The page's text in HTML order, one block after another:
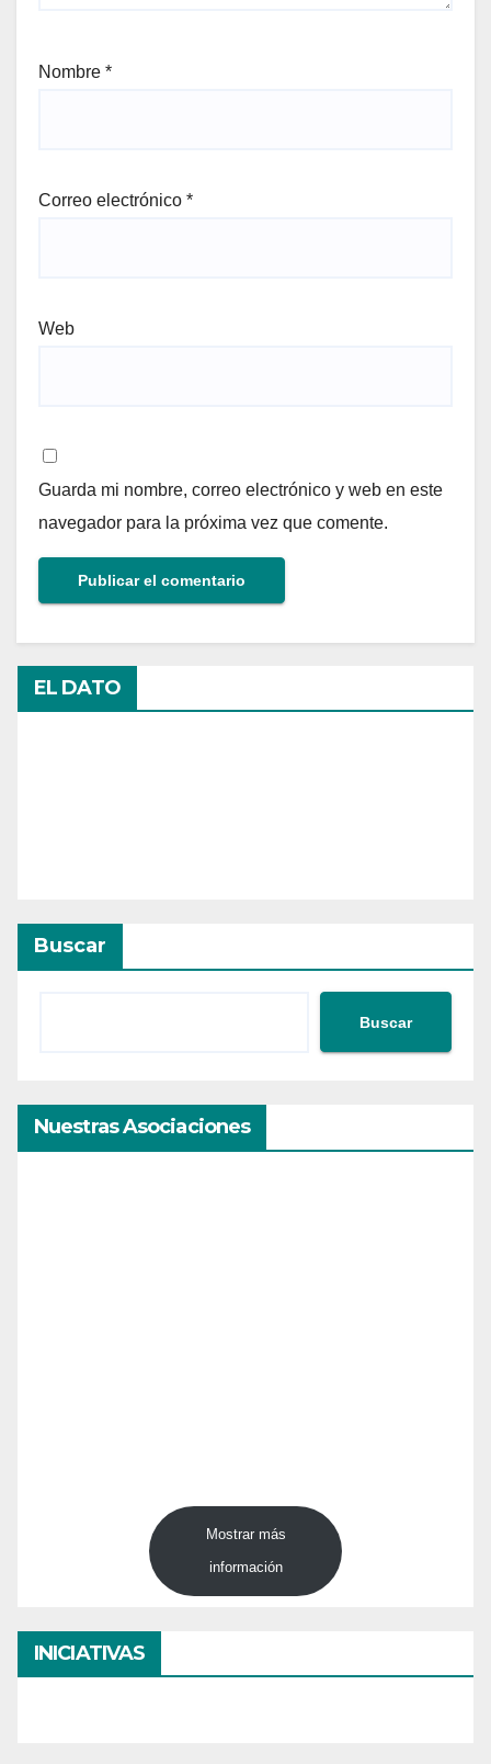
Nombre *
Correo electrónico *
Web
Guarda mi nombre, correo electrónico y web en este
navegador para la próxima vez que comente.
EL DATO
Buscar
Buscar
Nuestras Asociaciones
Mostrar más
información
INICIATIVAS